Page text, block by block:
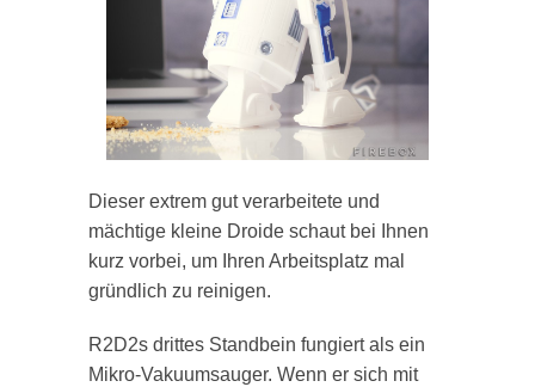
Dieser extrem gut verarbeitete und
mächtige kleine Droide schaut bei Ihnen
kurz vorbei, um Ihren Arbeitsplatz mal
gründlich zu reinigen.
R2D2s drittes Standbein fungiert als ein
Mikro-Vakuumsauger. Wenn er sich mit